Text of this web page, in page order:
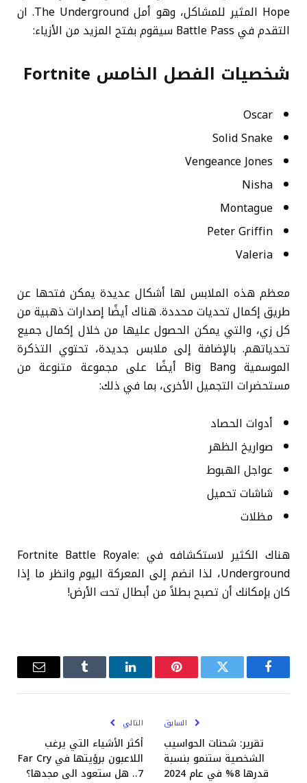
Hope المثير للمشاكل، وهو أمل The Underground. ان
التقدم في Battle Pass سيقوم بفتح المزيد من الأزياء:
شخصيات الفصل الخامس Fortnite
Oscar
Solid Snake
Vengeance Jones
Nisha
Montague
Peter Griffin
Valeria
معظم هذه الملابس لها أشكال عديدة يمكن فتحها عن
طريق إكمال تحديات محددة. هناك أيضًا إصدارات ذهبية من
كل زي، والتي يمكن الحصول عليها من خلال إكمال جميع
تحدياتهم. بالإضافة إلى ملابس جديدة، تحتوي التذكرة
الموسمية Big Bang أيضًا على مجموعة متنوعة من
مستحضرات التجميل الأخرى، بما في ذلك:
أدوات الحصاد
صواريخ الظهر
عواجل الهبوط
شاشات تحميل
مظلات
هناك الكثير لاستكشافه في Fortnite Battle Royale:
Underground، لذا انضم إلى المعركة اليوم وانظر ما إذا
كان بإمكانك أن تصبح بطلاً من أبطال تحت الأرض!
فيسبوكتويتر بينتيريستلينكدإن Tumblrالبريد
السابق
تقرير: شحنات الحواسيب
الشخصية ستنمو بنسبة
قدرها 8% في عام 2024
التالي
أكثر الأشياء التي يرغب
اللاعبون برؤيتها في Far Cry
7.. هل ستعود الى مجدها؟